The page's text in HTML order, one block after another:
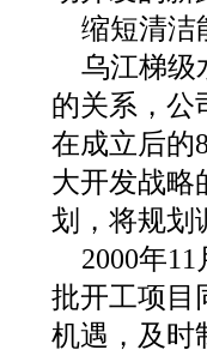
缩短清洁
乌江梯级
的关系，公
在成立后的
大开发战略
划，将规划
2000年
批开工项目
机遇，及时